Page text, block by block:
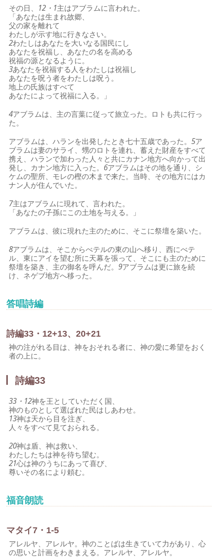
その日、 12・1主はアブラムに言われた。
「あなたは生まれ故郷、
父の家を離れて
わたしが示す地に行きなさい。
2わたしはあなたを大いなる国民にし
あなたを祝福し、あなたの名を高める
祝福の源となるように。
3あなたを祝福する人をわたしは祝福し
あなたを呪う者をわたしは呪う。
地上の氏族はすべて
あなたによって祝福に入る。」
4アブラムは、主の言葉に従って旅立った。ロトも共に行っ
た。
アブラムは、ハランを出発したとき七十五歳であった。5ア
ブラムは妻のサライ、甥のロトを連れ、蓄えた財産をすべて
携え、ハランで加わった人々と共にカナン地方へ向かって出
発し、カナン地方に入った。 6アブラムはその地を通り、シ
ケムの聖所、モレの樫の木まで来た。当時、その地方にはカ
ナン人が住んでいた。
7主はアブラムに現れて、言われた。
「あなたの子孫にこの土地を与える。」
アブラムは、彼に現れた主のために、そこに祭壇を築いた。
8アブラムは、そこからべテルの東の山へ移り、西にべテ
ル、東にアイを望む所に天幕を張って、そこにも主のために
祭壇を築き、主の御名を呼んだ。9アブラムは更に旅を続
け、ネゲブ地方へ移った。
答唱詩編
詩編33・12+13、20+21
神の注がれる目は、神をおそれる者に、神の愛に希望をおく
者の上に。
詩編33
33・12神を王としていただく国、
神のものとして選ばれた民はしあわせ。
13神は天から目を注ぎ、
人々をすべて見ておられる。
20神は盾、神は救い、
わたしたちは神を待ち望む。
21心は神のうちにあって喜び、
尊いその名により頼む。
福音朗読
マタイ7・1-5
アレルヤ、アレルヤ。神のことばは生きていて力があり、心
の思いと計画をわきまえる。アレルヤ、アレルヤ。